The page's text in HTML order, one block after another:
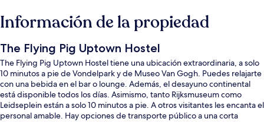
Información de la propiedad
The Flying Pig Uptown Hostel
The Flying Pig Uptown Hostel tiene una ubicación extraordinaria, a solo
10 minutos a pie de Vondelpark y de Museo Van Gogh. Puedes relajarte
con una bebida en el bar o lounge. Además, el desayuno continental
está disponible todos los días. Asimismo, tanto Rijksmuseum como
Leidseplein están a solo 10 minutos a pie. A otros visitantes les encanta el
personal amable. Hay opciones de transporte público a una corta